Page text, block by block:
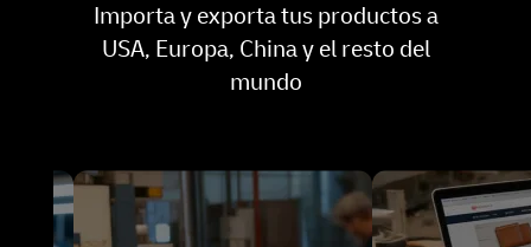
Importa y exporta tus productos a
USA, Europa, China y el resto del
mundo